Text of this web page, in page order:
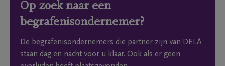
Op zoek naar een
begrafenisondernemer?
De begrafenisondernemers die partner zijn van DELA
staan dag en nacht voor u klaar. Ook als er geen